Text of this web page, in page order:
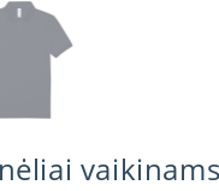
vaikinams